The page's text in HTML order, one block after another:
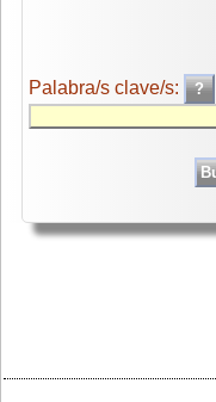
Palabra/s clave/s: